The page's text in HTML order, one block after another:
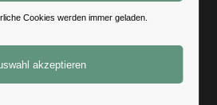
die offizielle Spendenübergabe
Wiedermal konnten
Rundgang davon
Geld hier wirklich was
Cookies werden immer geladen.